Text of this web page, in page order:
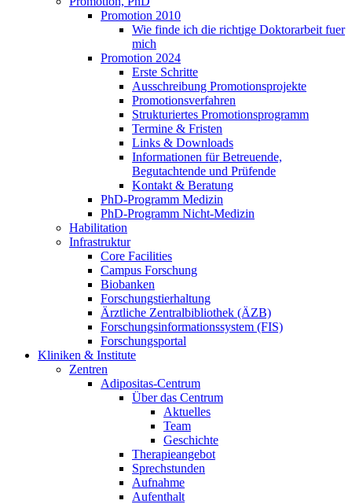
Promotion 2010
Wie finde ich die richtige Doktorarbeit fuer
mich
Promotion 2024
Erste Schritte
Ausschreibung Promotionsprojekte
Promotionsverfahren
Strukturiertes Promotionsprogramm
Termine & Fristen
Links & Downloads
Informationen für Betreuende,
Begutachtende und Prüfende
Kontakt & Beratung
PhD-Programm Medizin
PhD-Programm Nicht-Medizin
Habilitation
Infrastruktur
Core Facilities
Campus Forschung
Biobanken
Forschungstierhaltung
Ärztliche Zentralbibliothek (ÄZB)
Forschungsinformationssystem (FIS)
Forschungsportal
Kliniken & Institute
Zentren
Adipositas-Centrum
Über das Centrum
Aktuelles
Team
Geschichte
Therapieangebot
Sprechstunden
Aufnahme
Aufenthalt